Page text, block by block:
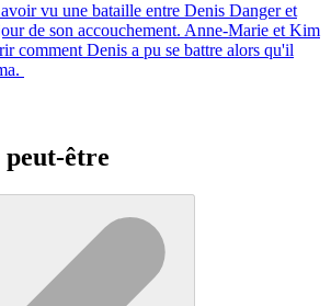
vu une bataille entre Denis Danger et
de son accouchement. Anne-Marie et Kim
comment Denis a pu se battre alors qu'il
peut-être